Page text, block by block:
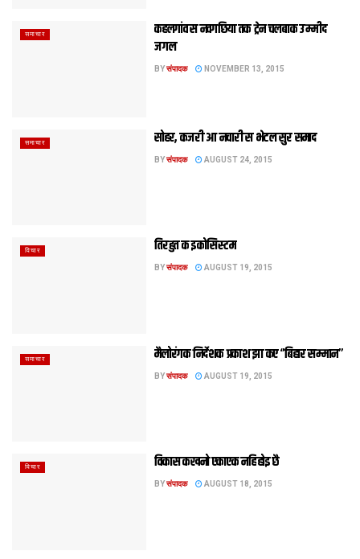
समाचार
कहलगांव स नवगछिया तक ट्रेन चलबाक उम्मीद
जगल
BYसंपादक NOVEMBER 13, 2015
समाचार सोहर, कजरी आ नचारी स भेटल सुर समाद
BYसंपादक AUGUST 24, 2015
विचार तिरहुत क इकोसिस्टम
BYसंपादक AUGUST 19, 2015
समाचार मैलोरंगक निर्देशक प्रकाश झा कए ‘’बिहार सम्मान’’
BYसंपादक AUGUST 19, 2015
विचार विकास कखनो एकाएक नहि होइ छै
BYसंपादक AUGUST 18, 2015